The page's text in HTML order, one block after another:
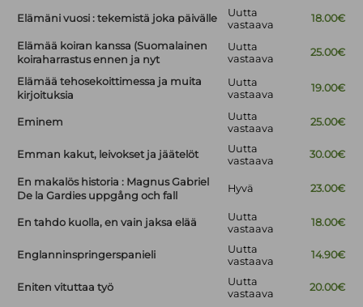
Elämäni vuosi : tekemistä joka päivälle
Uutta
vastaava
18.00€
Elämää koiran kanssa (Suomalainen
koiraharrastus ennen ja nyt
Uutta
vastaava
25.00€
Elämää tehosekoittimessa ja muita
kirjoituksia
Uutta
vastaava
19.00€
Eminem
Uutta
vastaava
25.00€
Emman kakut, leivokset ja jäätelöt
Uutta
vastaava
30.00€
En makalös historia : Magnus Gabriel
De la Gardies uppgång och fall
Hyvä 23.00€
En tahdo kuolla, en vain jaksa elää
Uutta
vastaava
18.00€
Englanninspringerspanieli
Uutta
vastaava
14.90€
Eniten vituttaa työ
Uutta
vastaava
20.00€